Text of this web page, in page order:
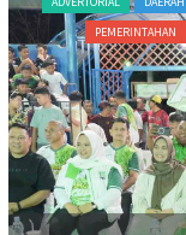
PEMERINTAHAN